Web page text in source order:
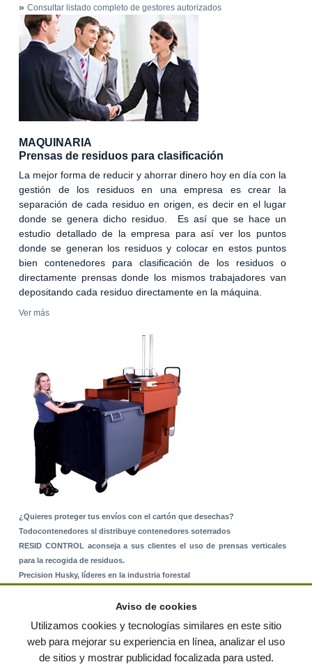
» Consultar listado completo de gestores autorizados
MAQUINARIA
Prensas de residuos para clasificación
La mejor forma de reducir y ahorrar dinero hoy en día con la
gestión de los residuos en una empresa es crear la
separación de cada residuo en origen, es decir en el lugar
donde se genera dicho residuo. Es así que se hace un
estudio detallado de la empresa para así ver los puntos
donde se generan los residuos y colocar en estos puntos
bien contenedores para clasificación de los residuos o
directamente prensas donde los mismos trabajadores van
depositando cada residuo directamente en la máquina.
Ver más
¿Quieres proteger tus envíos con el cartón que desechas?
Todocontenedores sl distribuye contenedores soterrados
RESID CONTROL aconseja a sus clientes el uso de prensas verticales
para la recogida de residuos.
Precision Husky, líderes en la industria forestal
© residuos.com - Todos los derechos reservados Política de privacidad
Aviso de cookies
Utilizamos cookies y tecnologías similares en este sitio
web para mejorar su experiencia en línea, analizar el uso
de sitios y mostrar publicidad focalizada para usted.